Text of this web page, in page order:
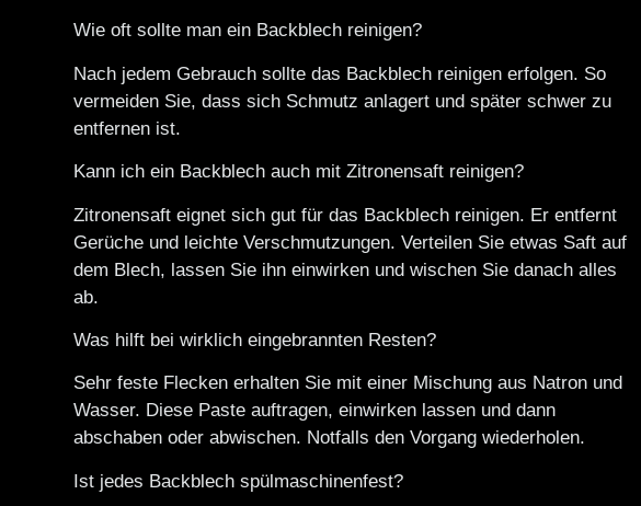
Wie oft sollte man ein Backblech reinigen?
Nach jedem Gebrauch sollte das Backblech reinigen erfolgen. So
vermeiden Sie, dass sich Schmutz anlagert und später schwer zu
entfernen ist.
Kann ich ein Backblech auch mit Zitronensaft reinigen?
Zitronensaft eignet sich gut für das Backblech reinigen. Er entfernt
Gerüche und leichte Verschmutzungen. Verteilen Sie etwas Saft auf
dem Blech, lassen Sie ihn einwirken und wischen Sie danach alles
ab.
Was hilft bei wirklich eingebrannten Resten?
Sehr feste Flecken erhalten Sie mit einer Mischung aus Natron und
Wasser. Diese Paste auftragen, einwirken lassen und dann
abschaben oder abwischen. Notfalls den Vorgang wiederholen.
Ist jedes Backblech spülmaschinenfest?